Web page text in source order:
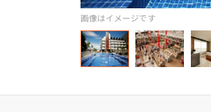
画像はイメージです